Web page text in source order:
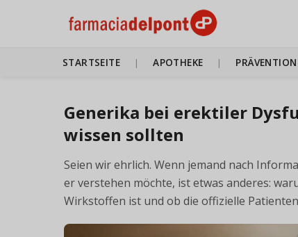
STARTSEITE | APOTHEKE | PRÄVENTION
Generika bei erektiler
wissen sollten
Seien wir ehrlich. Wenn jemand nach
er verstehen möchte, ist etwas anderes:
Wirkstoffen ist und ob die offizielle